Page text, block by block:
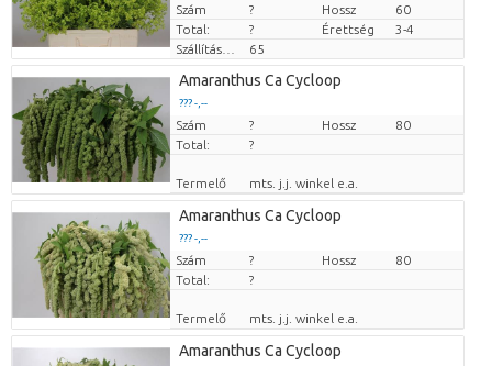
Szám
? Hossz
60
Total:
? Érettség
3-4
Szállítási magasság
65
Amaranthus Ca Cycloop
??? -,--
Darabb ár
Szám ? Hossz
80
Total:
?
Termelő mts. j.j. winkel e.a.
Amaranthus Ca Cycloop
??? -,--
Darabb ár
Szám ? Hossz
80
Total:
?
Termelő mts. j.j. winkel e.a.
Amaranthus Ca Cycloop